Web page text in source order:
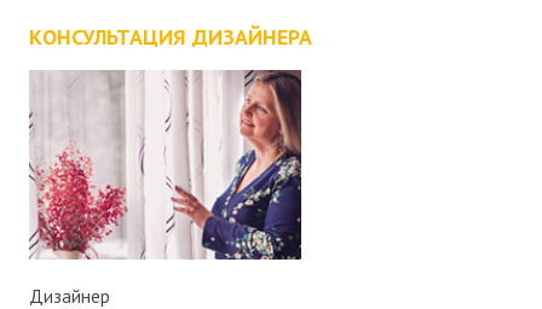
КОНСУЛЬТАЦИЯ ДИЗАЙНЕРА
Дизайнер